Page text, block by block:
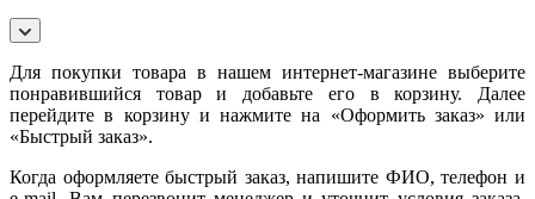
Для покупки товара в нашем интернет-магазине выберите
понравившийся товар и добавьте его в корзину. Далее
перейдите в корзину и нажмите на «Оформить заказ» или
«Быстрый заказ».
Когда оформляете быстрый заказ, напишите ФИО, телефон и